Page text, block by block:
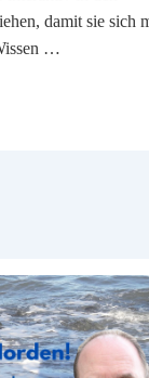
damit sie sich
…